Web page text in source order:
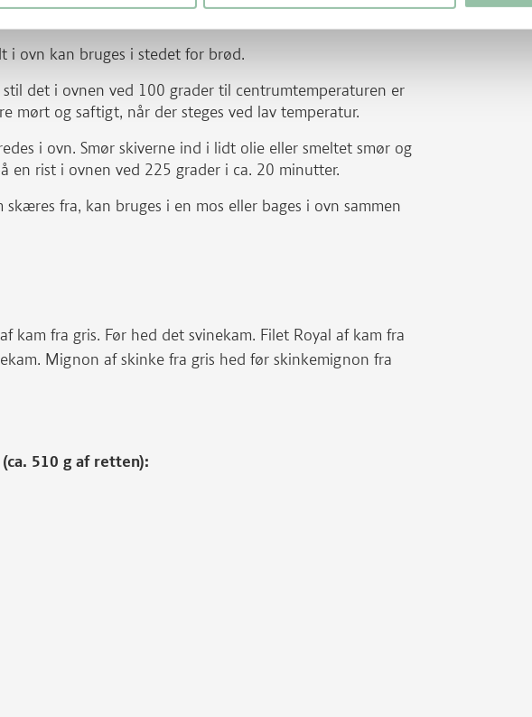
ligesom knoldselleri.
i ovn kan bruges i stedet for brød.
det i ovnen ved 100 grader til centrumtemperaturen er
mørt og saftigt, når der steges ved lav temperatur.
i ovn. Smør skiverne ind i lidt olie eller smeltet smør og
en rist i ovnen ved 225 grader i ca. 20 minutter.
skæres fra, kan bruges i en mos eller bages i ovn sammen
kam fra gris. Før hed det svinekam. Filet Royal af kam fra
Mignon af skinke fra gris hed før skinkemignon fra
510 g af retten):